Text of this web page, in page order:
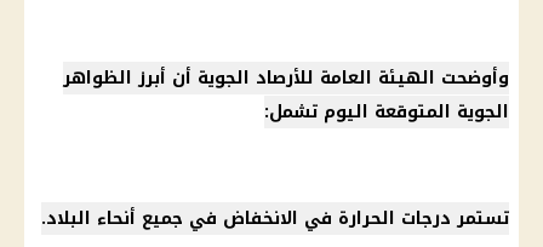
وأوضحت الهيئة العامة للأرصاد الجوية أن أبرز الظواهر
الجوية المتوقعة اليوم تشمل:
تستمر درجات الحرارة في الانخفاض في جميع أنحاء البلاد.